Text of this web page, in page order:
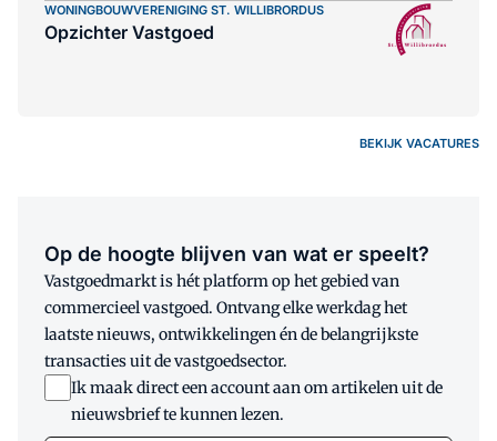
WONINGBOUWVERENIGING ST. WILLIBRORDUS
Opzichter Vastgoed
BEKIJK VACATURES
Op de hoogte blijven van wat er speelt?
Vastgoedmarkt is hét platform op het gebied van
commercieel vastgoed. Ontvang elke werkdag het
laatste nieuws, ontwikkelingen én de belangrijkste
transacties uit de vastgoedsector.
Ik maak direct een account aan om artikelen uit de
nieuwsbrief te kunnen lezen.